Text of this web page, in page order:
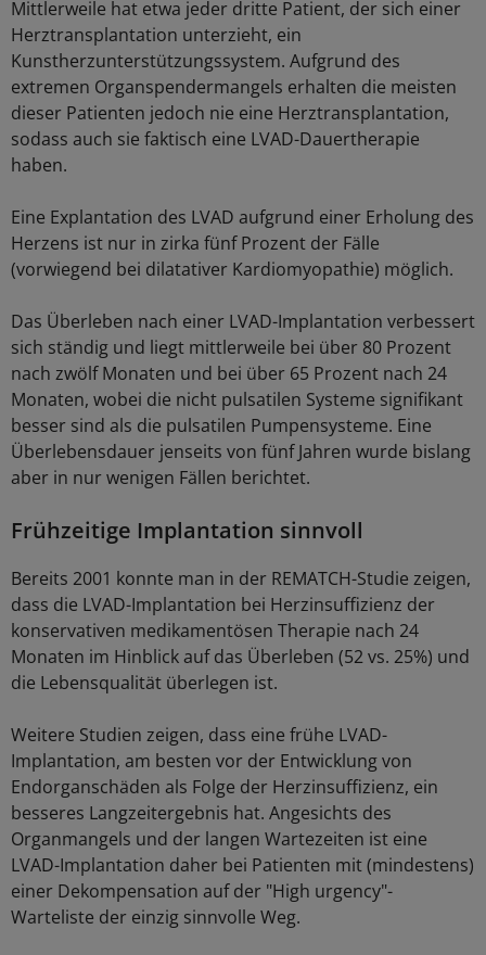
Mittlerweile hat etwa jeder dritte Patient, der sich einer
Herztransplantation unterzieht, ein
Kunstherzunterstützungssystem. Aufgrund des
extremen Organspendermangels erhalten die meisten
dieser Patienten jedoch nie eine Herztransplantation,
sodass auch sie faktisch eine LVAD-Dauertherapie
haben.
Eine Explantation des LVAD aufgrund einer Erholung des
Herzens ist nur in zirka fünf Prozent der Fälle
(vorwiegend bei dilatativer Kardiomyopathie) möglich.
Das Überleben nach einer LVAD-Implantation verbessert
sich ständig und liegt mittlerweile bei über 80 Prozent
nach zwölf Monaten und bei über 65 Prozent nach 24
Monaten, wobei die nicht pulsatilen Systeme signifikant
besser sind als die pulsatilen Pumpensysteme. Eine
Überlebensdauer jenseits von fünf Jahren wurde bislang
aber in nur wenigen Fällen berichtet.
Frühzeitige Implantation sinnvoll
Bereits 2001 konnte man in der REMATCH-Studie zeigen,
dass die LVAD-Implantation bei Herzinsuffizienz der
konservativen medikamentösen Therapie nach 24
Monaten im Hinblick auf das Überleben (52 vs. 25%) und
die Lebensqualität überlegen ist.
Weitere Studien zeigen, dass eine frühe LVAD-
Implantation, am besten vor der Entwicklung von
Endorganschäden als Folge der Herzinsuffizienz, ein
besseres Langzeitergebnis hat. Angesichts des
Organmangels und der langen Wartezeiten ist eine
LVAD-Implantation daher bei Patienten mit (mindestens)
einer Dekompensation auf der "High urgency"-
Warteliste der einzig sinnvolle Weg.